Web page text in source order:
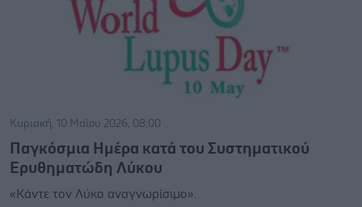
Κυριακή, 10 Μαΐου 2026, 08:00
Παγκόσμια Ημέρα κατά του Συστηματικού
Ερυθηματώδη Λύκου
«Κάντε τον Λύκο αναγνωρίσιμο».